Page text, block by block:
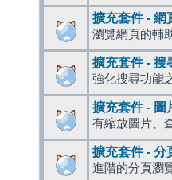
擴充套件 - 網
瀏覽網頁的輔
擴充套件 - 搜
強化搜尋功能
擴充套件 - 圖
有縮放圖片、
擴充套件 - 分
進階的分頁瀏